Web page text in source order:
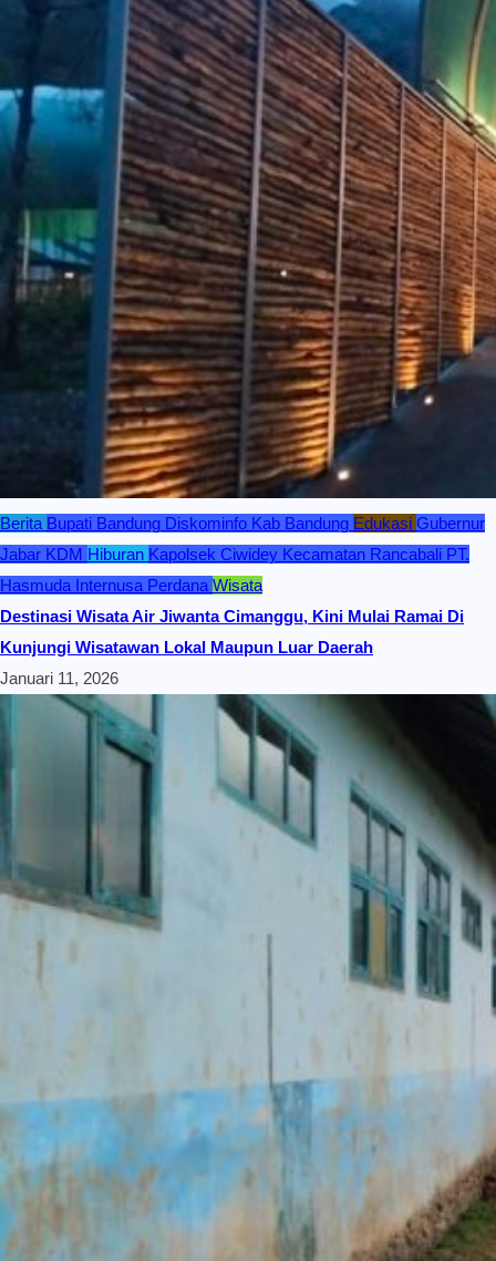
Berita Bupati Bandung Diskominfo Kab Bandung Edukasi Gubernur
Jabar KDM Hiburan Kapolsek Ciwidey Kecamatan Rancabali PT.
Hasmuda Internusa Perdana Wisata
Destinasi Wisata Air Jiwanta Cimanggu, Kini Mulai Ramai Di
Kunjungi Wisatawan Lokal Maupun Luar Daerah
Januari 11, 2026